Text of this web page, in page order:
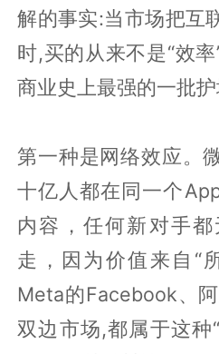
解的事实:当市场把互
时,买的从来不是“效
商业史上最强的一批护
第一种是网络效应。
十亿人都在同一个
内容，任何新对手
走，因为价值来自“
Meta的Facebook、
双边市场,都属于这种